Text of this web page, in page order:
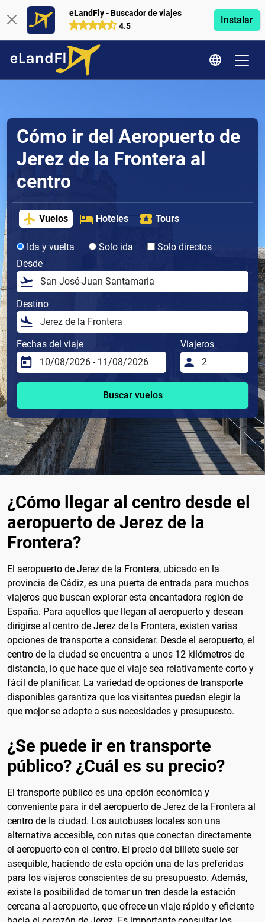
eLandFly - Buscador de viajes
4.5
Instalar
Cómo ir del Aeropuerto de
Jerez de la Frontera al
centro
Vuelos Hoteles Tours
Ida y vuelta Solo ida
Solo directos
Desde
Destino
Fechas del viaje Viajeros
Buscar vuelos
¿Cómo llegar al centro desde el
aeropuerto de Jerez de la
Frontera?
El aeropuerto de Jerez de la Frontera, ubicado en la
provincia de Cádiz, es una puerta de entrada para muchos
viajeros que buscan explorar esta encantadora región de
España. Para aquellos que llegan al aeropuerto y desean
dirigirse al centro de Jerez de la Frontera, existen varias
opciones de transporte a considerar. Desde el aeropuerto, el
centro de la ciudad se encuentra a unos 12 kilómetros de
distancia, lo que hace que el viaje sea relativamente corto y
fácil de planificar. La variedad de opciones de transporte
disponibles garantiza que los visitantes puedan elegir la
que mejor se adapte a sus necesidades y presupuesto.
¿Se puede ir en transporte
público? ¿Cuál es su precio?
El transporte público es una opción económica y
conveniente para ir del aeropuerto de Jerez de la Frontera al
centro de la ciudad. Los autobuses locales son una
alternativa accesible, con rutas que conectan directamente
el aeropuerto con el centro. El precio del billete suele ser
asequible, haciendo de esta opción una de las preferidas
para los viajeros conscientes de su presupuesto. Además,
existe la posibilidad de tomar un tren desde la estación
cercana al aeropuerto, que ofrece un viaje rápido y eficiente